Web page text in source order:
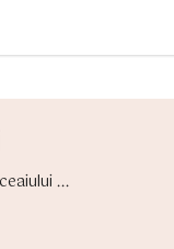
...